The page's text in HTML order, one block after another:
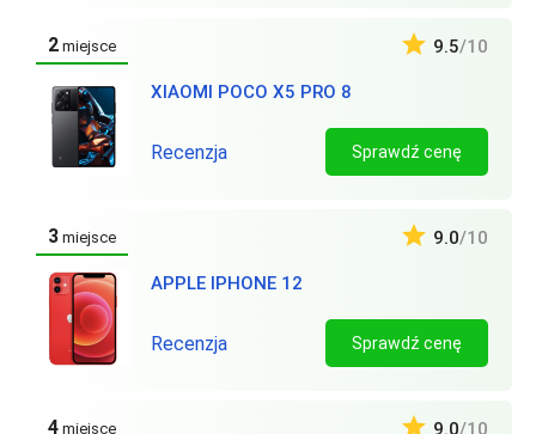
2 miejsce
XIAOMI POCO X5 PRO 8
9.5/10
Recenzja Sprawdź cenę
3 miejsce
APPLE IPHONE 12
9.0/10
Recenzja Sprawdź cenę
4 miejsce 9.0/10